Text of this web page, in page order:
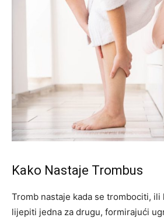
Kako Nastaje Trombus
Tromb nastaje kada se trombociti,
lijepiti jedna za drugu, formirajući